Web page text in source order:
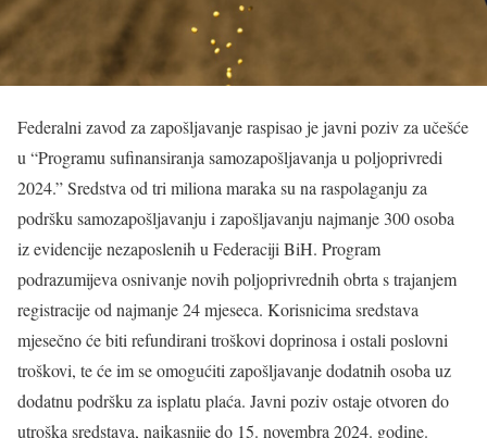
Federalni zavod za zapošljavanje raspisao je javni poziv za učešće
u “Programu sufinansiranja samozapošljavanja u poljoprivredi
2024.” Sredstva od tri miliona maraka su na raspolaganju za
podršku samozapošljavanju i zapošljavanju najmanje 300 osoba
iz evidencije nezaposlenih u Federaciji BiH. Program
podrazumijeva osnivanje novih poljoprivrednih obrta s trajanjem
registracije od najmanje 24 mjeseca. Korisnicima sredstava
mjesečno će biti refundirani troškovi doprinosa i ostali poslovni
troškovi, te će im se omogućiti zapošljavanje dodatnih osoba uz
dodatnu podršku za isplatu plaća. Javni poziv ostaje otvoren do
utroška sredstava, najkasnije do 15. novembra 2024. godine.